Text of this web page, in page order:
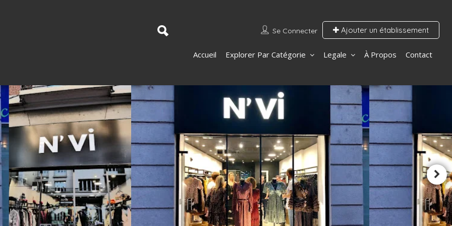
Se Connecter Ajouter un établissement
Accueil Explorer Par Catégorie Legale À Propos Contact